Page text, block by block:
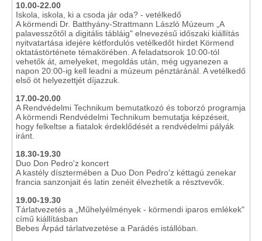
10.00-22.00
Iskola, iskola, ki a csoda jár oda? - vetélkedő
A körmendi Dr. Batthyány-Strattmann László Múzeum „A
palavesszőtől a digitális tábláig" elnevezésű időszaki kiállítás
nyitvatartása idejére kétfordulós vetélkedőt hirdet Körmend
oktatástörténete témakörében. A feladatsorok 10:00-tól
vehetők át, amelyeket, megoldás után, még ugyanezen a
napon 20:00-ig kell leadni a múzeum pénztáránál. A vetélkedő
első öt helyezettjét díjazzuk.
17.00-20.00
A Rendvédelmi Technikum bemutatkozó és toborzó programja
A körmendi Rendvédelmi Technikum bemutatja képzéseit,
hogy felkeltse a fiatalok érdeklődését a rendvédelmi pályák
iránt.
18.30-19.30
Duo Don Pedro'z koncert
A kastély dísztermében a Duo Don Pedro'z kéttagú zenekar
francia sanzonjait és latin zenéit élvezhetik a résztvevők.
19.00-19.30
Tárlatvezetés a „Műhelyélmények - körmendi iparos emlékek"
című kiállításban
Bebes Árpád tárlatvezetése a Parádés istállóban.